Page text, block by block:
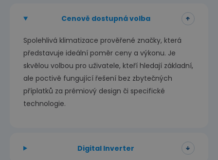
Cenově dostupná volba
Spolehlivá klimatizace prověřené značky, která
představuje ideální poměr ceny a výkonu. Je
skvělou volbou pro uživatele, kteří hledají základní,
ale poctivě fungující řešení bez zbytečných
příplatků za prémiový design či specifické
technologie.
Digital Inverter